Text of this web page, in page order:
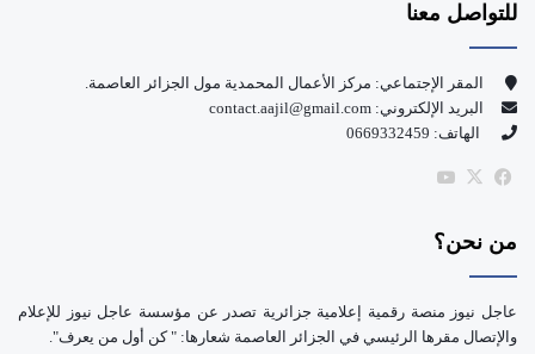
و
ك
للتواصل معنا
المقر الإجتماعي: مركز الأعمال المحمدية مول الجزائر العاصمة.
البريد الإلكتروني: contact.aajil@gmail.com
الهاتف: 0669332459
فيسبوك
‫X
من نحن؟
عاجل نيوز منصة رقمية إعلامية جزائرية تصدر عن مؤسسة عاجل نيوز للإعلام
والإتصال مقرها الرئيسي في الجزائر العاصمة شعارها: " كن أول من يعرف".